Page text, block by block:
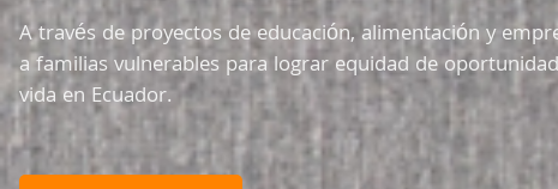
A través de proyectos de educación, alimentación y
a familias vulnerables para lograr equidad de
vida en Ecuador.